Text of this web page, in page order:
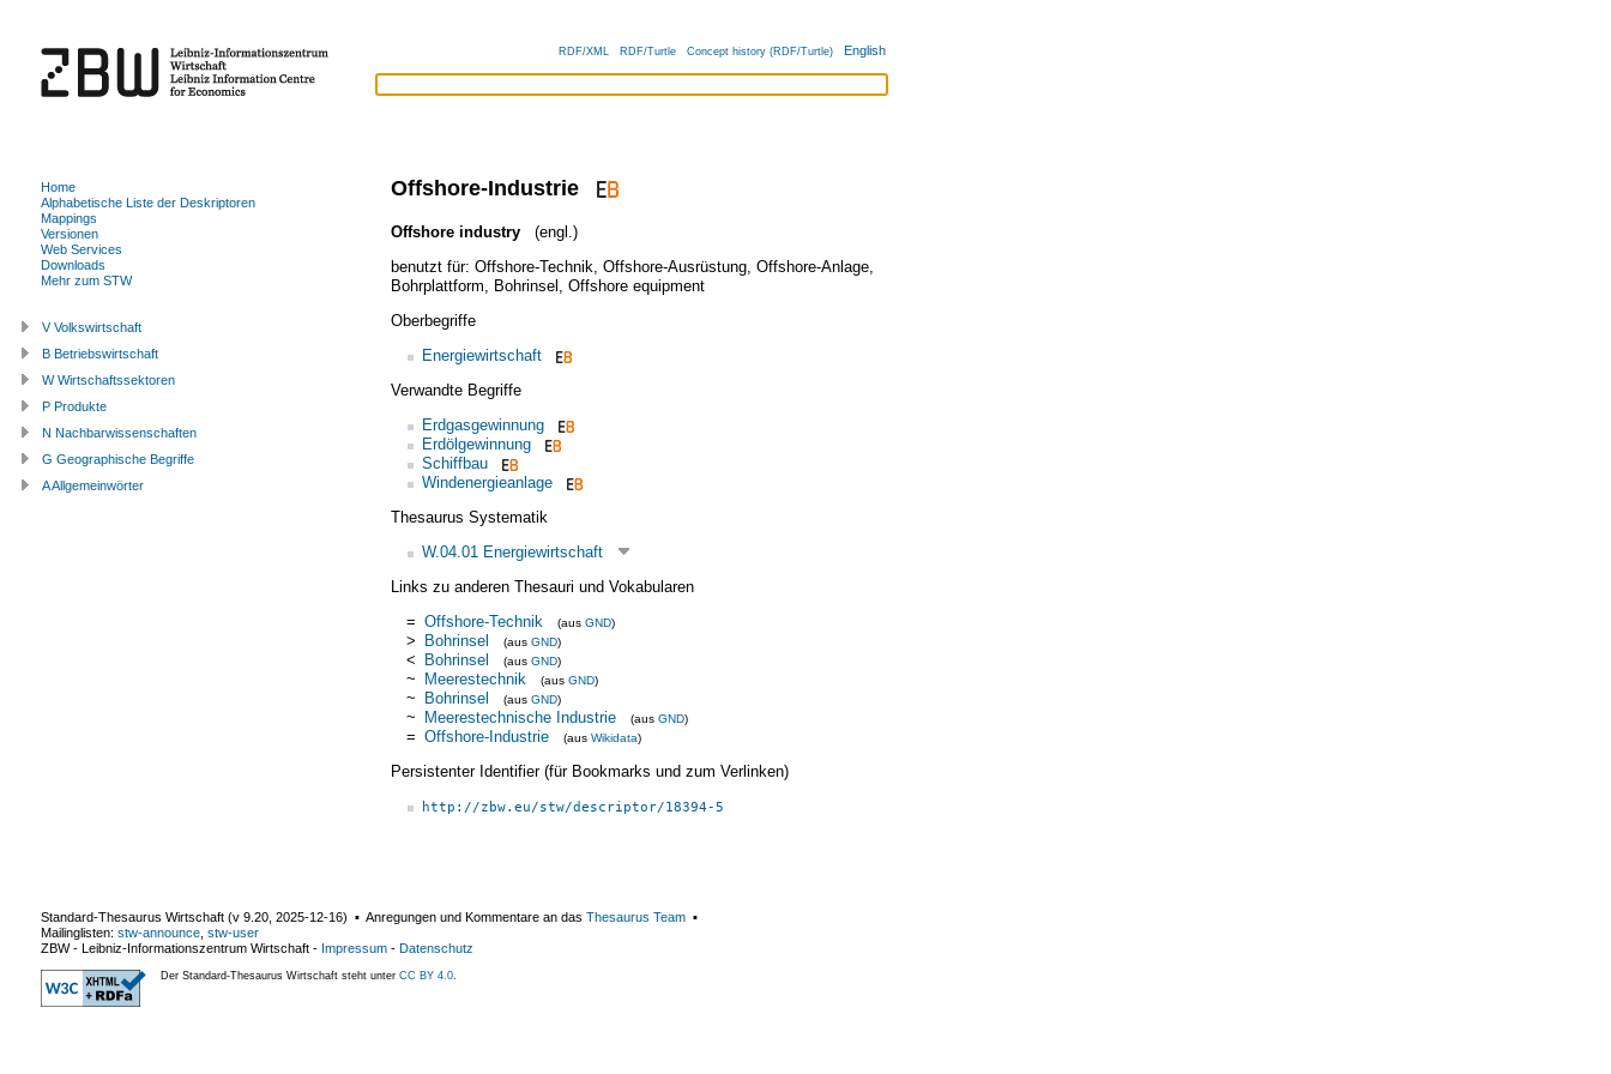
RDF/XML RDF/Turtle Concept history (RDF/Turtle) English
Offshore-Industrie
Offshore industry
(engl.)
benutzt für: Offshore-Technik Offshore-Ausrüstung, Offshore-Anlage,
Bohrplattform
Bohrinsel Offshore equipment
Oberbegriffe
Energiewirtschaft
Verwandte Begriffe
Erdgasgewinnung
Erdölgewinnung
Schiffbau
Windenergieanlage
Thesaurus Systematik
W.04.01 Energiewirtschaft
Links zu anderen Thesauri und Vokabularen
= Offshore-Technik (aus GND)
> Bohrinsel (aus GND)
< Bohrinsel (aus GND)
~ Meerestechnik (aus GND)
~ Bohrinsel (aus GND)
~ Meerestechnische Industrie (aus GND)
= Offshore-Industrie (aus Wikidata)
Persistenter Identifier (für Bookmarks und zum Verlinken)
http://zbw.eu/stw/descriptor/18394-5
Home
Alphabetische Liste der Deskriptoren
Mappings
Versionen
Web Services
Downloads
Mehr zum STW
V Volkswirtschaft
B Betriebswirtschaft
W Wirtschaftssektoren
P Produkte
N Nachbarwissenschaften
G Geographische Begriffe
A Allgemeinwörter
Standard-Thesaurus Wirtschaft (v 9.20 2025-12-16) ▪ Anregungen und Kommentare an das Thesaurus Team ▪
Mailinglisten: stw-announce stw-user
ZBW - Leibniz-Informationszentrum Wirtschaft - Impressum - Datenschutz
Der Standard-Thesaurus Wirtschaft steht unter CC BY 4.0